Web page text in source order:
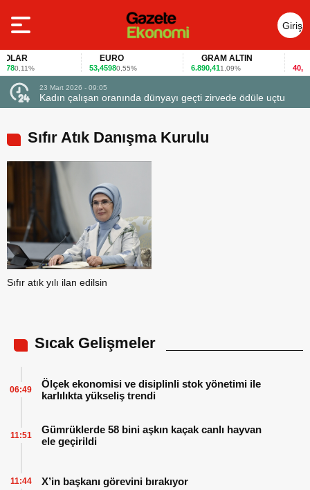
Giriş
Yap
0,11%
EURO
53,45980,55%
GRAM ALTIN
6.890,411,09% 40,65-
23 Mart 2026 - 09:05
Kadın çalışan oranında dünyayı geçti zirvede ödüle uçtu
Sıfır Atık Danışma Kurulu
Sıfır atık yılı ilan edilsin
Sıcak Gelişmeler
Ölçek ekonomisi ve disiplinli stok yönetimi ile
karlılıkta yükseliş trendi
06:49
Gümrüklerde 58 bini aşkın kaçak canlı hayvan
ele geçirildi
11:51
X’in başkanı görevini bırakıyor
11:44